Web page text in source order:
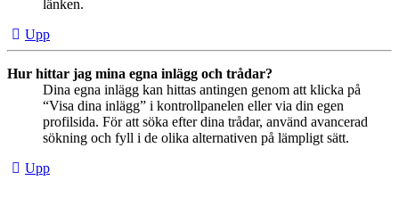
länken.
Upp
Hur hittar jag mina egna inlägg och trådar?
Dina egna inlägg kan hittas antingen genom att klicka på
“Visa dina inlägg” i kontrollpanelen eller via din egen
profilsida. För att söka efter dina trådar, använd avancerad
sökning och fyll i de olika alternativen på lämpligt sätt.
Upp